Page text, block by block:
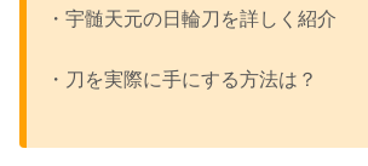
・宇髄天元の日輪刀を詳しく紹介
・刀を実際に手にする方法は？